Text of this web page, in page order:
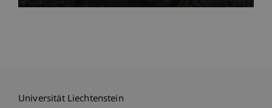
Universität Liechtenstein